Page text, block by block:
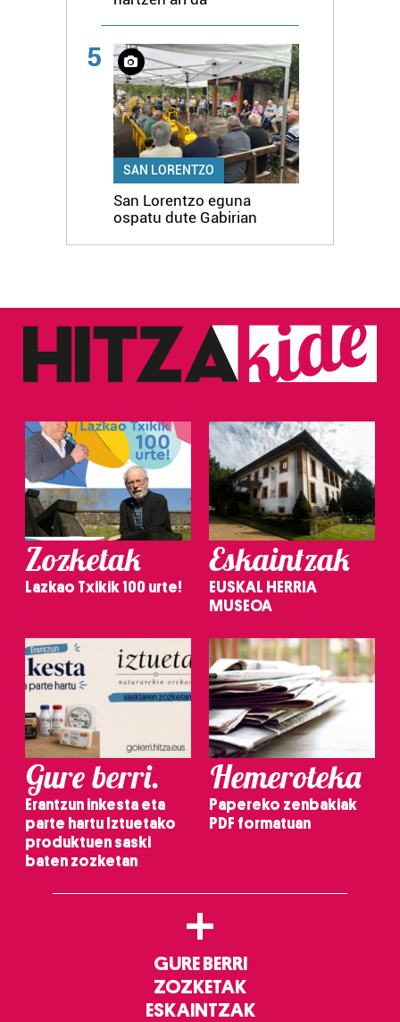
5
SAN LORENTZO
San Lorentzo eguna
ospatu dute Gabirian
Zozketak
Lazkao Txikik 100 urte!
Eskaintzak
EUSKAL HERRIA
MUSEOA
Gure berri.
Erantzun inkesta eta
parte hartu Iztuetako
produktuen saski
baten zozketan
Hemeroteka
Papereko zenbakiak
PDF formatuan
+
GURE BERRI
ZOZKETAK
ESKAINTZAK